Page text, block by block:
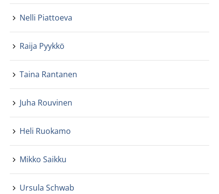
Nelli Piattoeva
Raija Pyykkö
Taina Rantanen
Juha Rouvinen
Heli Ruokamo
Mikko Saikku
Ursula Schwab